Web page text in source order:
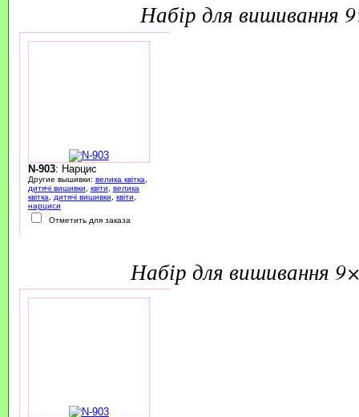
набір для вишивання
N-903: Нарцис
Другие вышивки: велика квітка
дитячі вишивки
квіти
велика
квітка
дитячі вишивки квіти
нарциси
Отметить для заказа
набір для вишивання